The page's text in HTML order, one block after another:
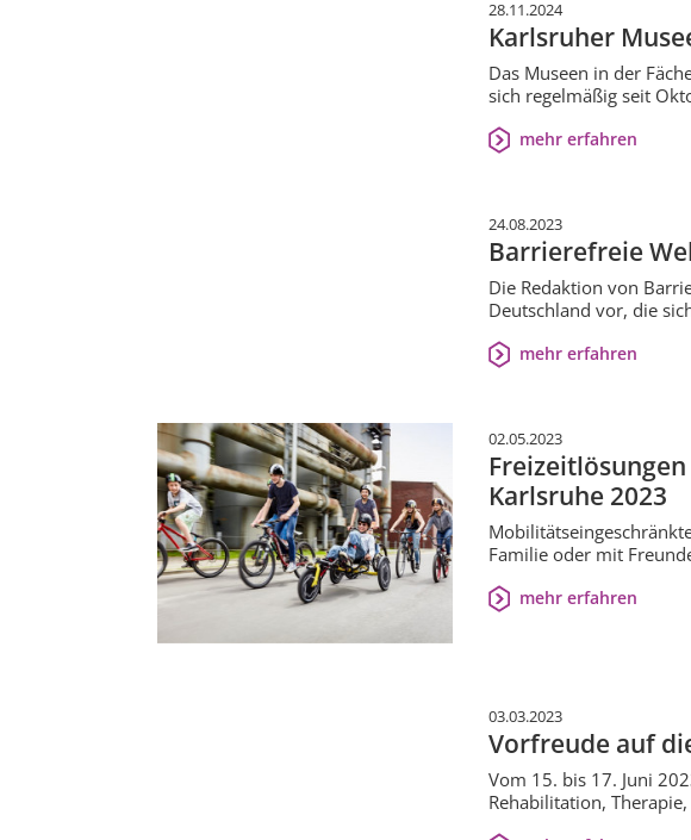
28.11.2024
Karlsruher
Das Museen in der
sich regelmäßig seit
mehr erfahren
24.08.2023
Barrierefreie
Die Redaktion von
Deutschland vor, die
mehr erfahren
02.05.2023
Karlsruhe 2023
Familie oder mit
mehr erfahren
03.03.2023
Vorfreude auf
Vom 15. bis 17. Juni
Rehabilitation,